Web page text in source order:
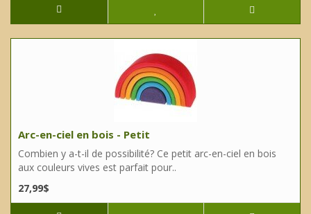
Arc-en-ciel en bois - Petit
Combien y a-t-il de possibilité? Ce petit arc-en-ciel en bois
aux couleurs vives est parfait pour..
27,99$